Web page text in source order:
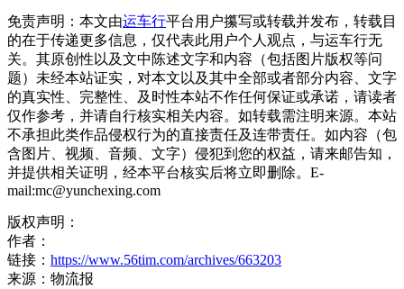
免责声明：本文由运车行平台用户攥写或转载并发布，转载目
的在于传递更多信息，仅代表此用户个人观点，与运车行无
关。其原创性以及文中陈述文字和内容（包括图片版权等问
题）未经本站证实，对本文以及其中全部或者部分内容、文字
的真实性、完整性、及时性本站不作任何保证或承诺，请读者
仅作参考，并请自行核实相关内容。如转载需注明来源。本站
不承担此类作品侵权行为的直接责任及连带责任。如内容（包
含图片、视频、音频、文字）侵犯到您的权益，请来邮告知，
并提供相关证明，经本平台核实后将立即删除。E-
mail:mc@yunchexing.com
版权声明：
作者：
链接： https://www.56tim.com/archives/663203
来源：物流报